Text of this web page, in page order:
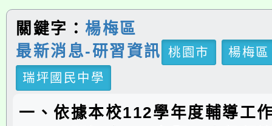
關鍵字： 楊梅區
最新消息-研習資訊
桃園市
楊梅區
瑞坪國民中學
一、依據本校112學年度輔導工